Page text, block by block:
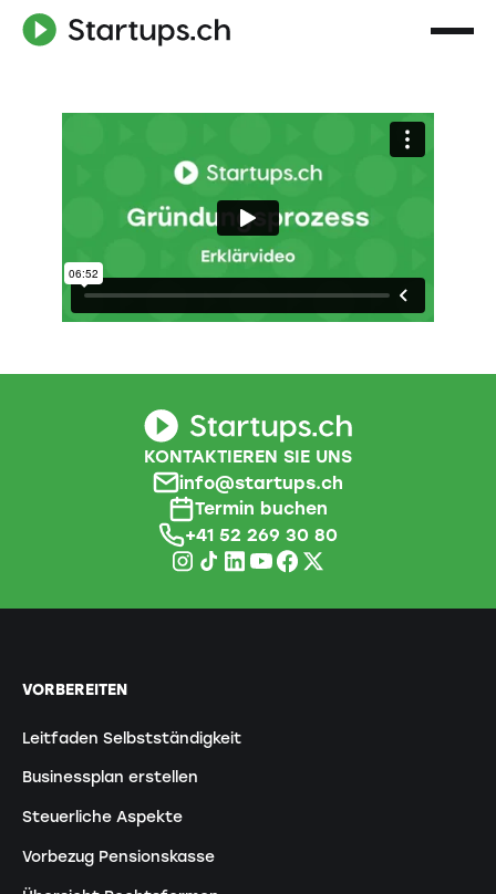
KONTAKTIEREN SIE UNS
info@startups.ch
Termin buchen
+41 52 269 30 80
VORBEREITEN
Leitfaden Selbstständigkeit
Businessplan erstellen
Steuerliche Aspekte
Vorbezug Pensionskasse